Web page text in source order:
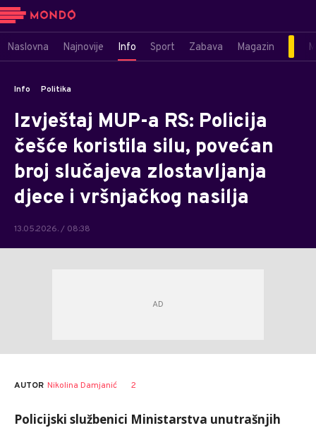
Naslovna Najnovije Info Sport Zabava Magazin
Info Politika
Izvještaj MUP-a RS: Policija
češće koristila silu, povećan
broj slučajeva zlostavljanja
djece i vršnjačkog nasilja
13.05.2026. / 08:38
AUTOR Nikolina Damjanić 2
Policijski službenici Ministarstva unutrašnjih